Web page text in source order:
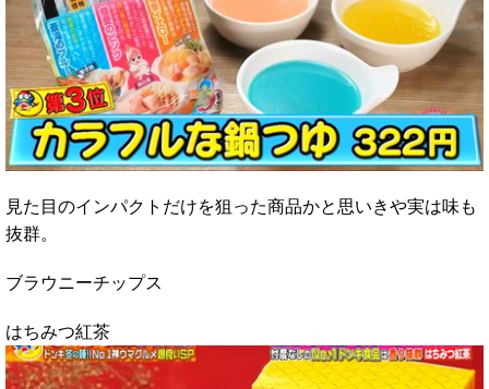
見た目のインパクトだけを狙った商品かと思いきや実は味も
抜群。
ブラウニーチップス
はちみつ紅茶